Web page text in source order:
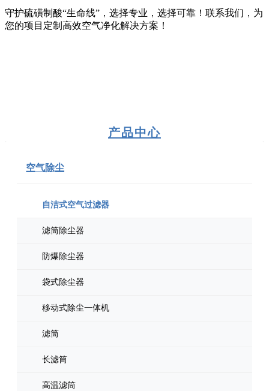
守护硫磺制酸“生命线”，选择专业，选择可靠！联系我们，为
您的项目定制高效空气净化解决方案！
产品中心
空气除尘
自洁式空气过滤器
滤筒除尘器
防爆除尘器
袋式除尘器
移动式除尘一体机
滤筒
长滤筒
高温滤筒